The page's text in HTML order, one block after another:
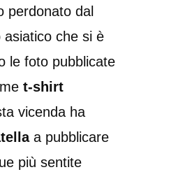
perdonato dal
asiatico che si è
le foto pubblicate
t-shirt
vicenda ha
a pubblicare
più sentite